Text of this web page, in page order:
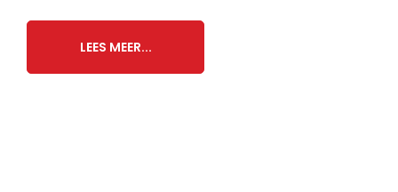
LEES MEER...